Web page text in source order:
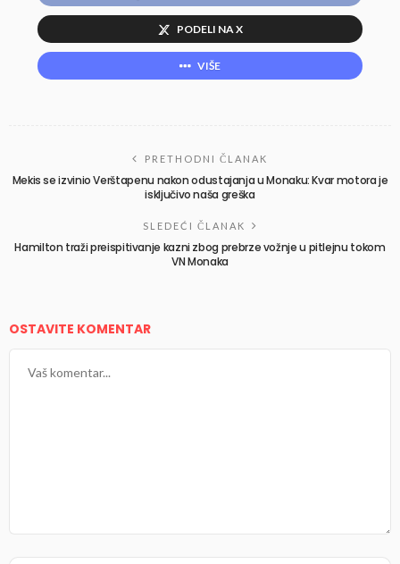
PODELI NA X
VIŠE
PRETHODNI ČLANAK
Mekis se izvinio Verštapenu nakon odustajanja u Monaku: Kvar motora je
isključivo naša greška
SLEDEĆI ČLANAK
Hamilton traži preispitivanje kazni zbog prebrze vožnje u pitlejnu tokom
VN Monaka
OSTAVITE KOMENTAR